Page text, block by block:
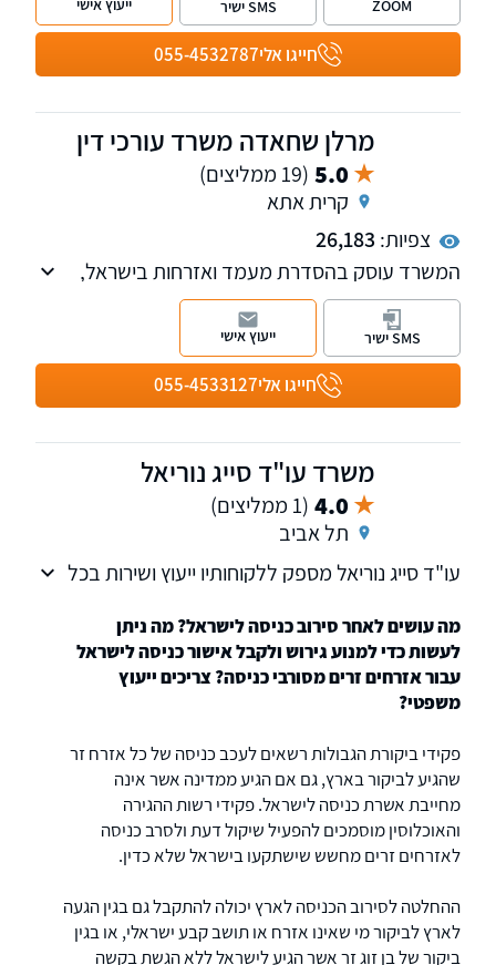
השלישי צוואות, ירושות וייפוי כוח מתמשך ועוד.
חייגו אלי055-4532787
ZOOM SMS ישיר ייעוץ אישי
מרלן שחאדה משרד עורכי דין
5.0 (19 ממליצים)
קרית אתא
צפיות: 26,183
המשרד עוסק בהסדרת מעמד ואזרחות בישראל,
בייצוג משפטי מול רשות האוכלוסין בבתי הדין ובתי
המשפט, עם ניסיון והצלחות רבות.
חייגו אלי055-4533127
SMS ישיר ייעוץ אישי
משרד עו"ד סייג נוריאל
4.0 (1 ממליצים)
תל אביב
עו"ד סייג נוריאל מספק ללקוחותיו ייעוץ ושירות בכל
וצוואה ומשפט מינהלי.
מה עושים לאחר סירוב כניסה לישראל? מה ניתן
לעשות כדי למנוע גירוש ולקבל אישור כניסה לישראל
עבור אזרחים זרים מסורבי כניסה? צריכים ייעוץ
משפטי?
פקידי ביקורת הגבולות רשאים לעכב כניסה של כל אזרח זר
שהגיע לביקור בארץ, גם אם הגיע ממדינה אשר אינה
מחייבת אשרת כניסה לישראל. פקידי רשות ההגירה
והאוכלוסין מוסמכים להפעיל שיקול דעת ולסרב כניסה
לאזרחים זרים מחשש שישתקעו בישראל שלא כדין.
ההחלטה לסירוב הכניסה לארץ יכולה להתקבל גם בגין הגעה
לארץ לביקור מי שאינו אזרח או תושב קבע ישראלי, או בגין
ביקור של בן זוג זר אשר הגיע לישראל ללא הגשת בקשה